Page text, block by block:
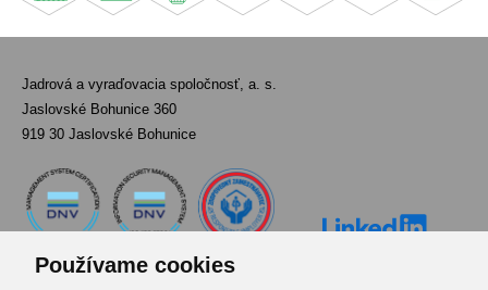
Používame cookies
Jadrová a vyraďovacia spoločnosť, a. s.
Jaslovské Bohunice 360
919 30 Jaslovské Bohunice